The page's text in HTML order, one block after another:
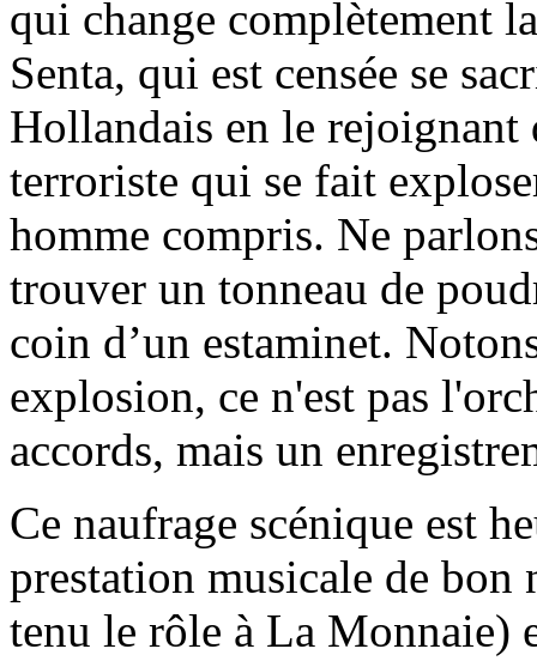
qui change complètement
Senta, qui est censée se
Hollandais en le
terroriste qui se fait
homme compris. Ne
trouver un tonneau de
coin d’un estaminet.
explosion, ce n'est pas
accords, mais un
Ce naufrage scénique est
prestation musicale de
tenu le rôle à La Monnaie)